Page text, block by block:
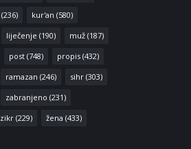
(236) kur'an (580)
liječenje (190) muž(187)
post(748) propis(432)
ramazan (246) sihr(303)
zabranjeno (231)
zikr(229) žena (433)